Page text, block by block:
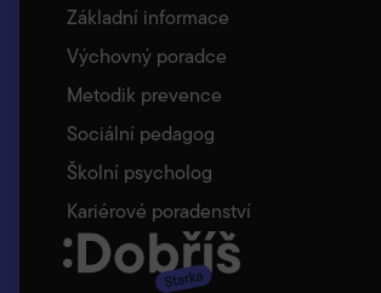
Základní informace
Výchovný poradce
Metodik prevence
Sociální pedagog
Školní psycholog
Kariérové poradenství